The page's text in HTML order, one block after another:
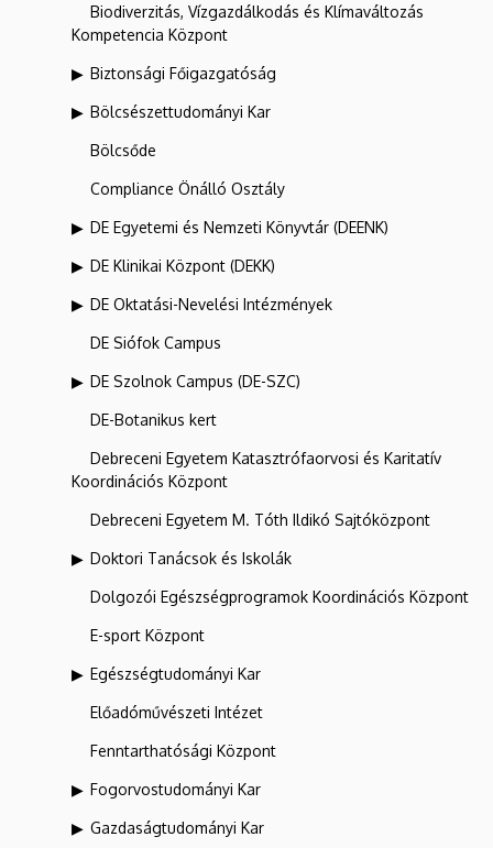
Biodiverzitás, Vízgazdálkodás és Klímaváltozás
Kompetencia Központ
Biztonsági Főigazgatóság
Bölcsészettudományi Kar
Bölcsőde
Compliance Önálló Osztály
DE Egyetemi és Nemzeti Könyvtár (DEENK)
DE Klinikai Központ (DEKK)
DE Oktatási-Nevelési Intézmények
DE Siófok Campus
DE Szolnok Campus (DE-SZC)
DE-Botanikus kert
Debreceni Egyetem Katasztrófaorvosi és Karitatív
Koordinációs Központ
Debreceni Egyetem M. Tóth Ildikó Sajtóközpont
Doktori Tanácsok és Iskolák
Dolgozói Egészségprogramok Koordinációs Központ
E-sport Központ
Egészségtudományi Kar
Előadóművészeti Intézet
Fenntarthatósági Központ
Fogorvostudományi Kar
Gazdaságtudományi Kar